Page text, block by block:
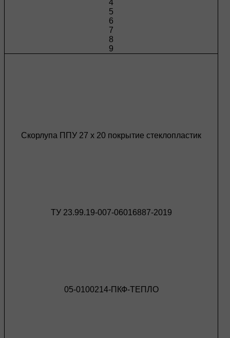
4
5
6
7
8
9
Скорлупа ППУ 27 х 20 покрытие стеклопластик
ТУ 23.99.19-007-06016887-2019
05-0100214-ПКФ-ТЕПЛО